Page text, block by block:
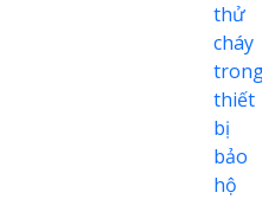
thử
cháy
thiết
bị
bảo
hộ